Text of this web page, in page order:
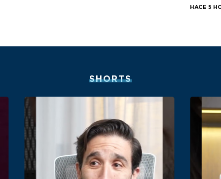
HACE 5
SHORTS